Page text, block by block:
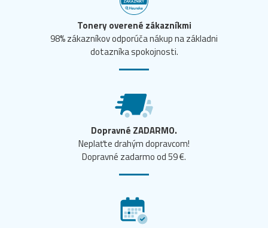
Tonery overené zákazníkmi
98% zákazníkov odporúča nákup na základni
dotazníka spokojnosti.
Dopravné ZADARMO.
Neplaťte drahým dopravcom!
Dopravné zadarmo od 59 €.